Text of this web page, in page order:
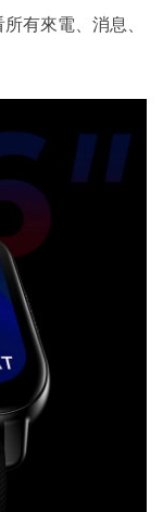
有來電、消息、